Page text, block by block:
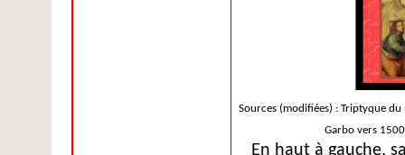
Sources (modifiées) : Triptyque
Garbo vers
En haut à gauche,